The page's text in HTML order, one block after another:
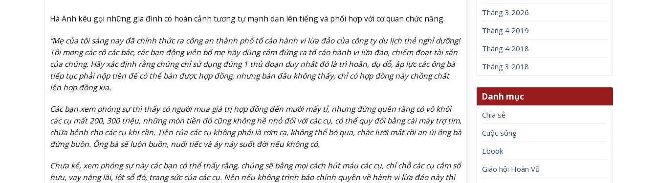
Hà Anh kêu gọi những gia đình có hoàn cảnh tương tự mạnh dạn lên tiếng và phối hợp với cơ quan chức năng.
“Mẹ của tôi sáng nay đã chính thức ra công an thành phố tố cáo hành vi lừa đảo của công ty du lịch thẻ nghỉ dưỡng!
Tôi mong các cô các bác, các bạn động viên bố mẹ hãy dũng cảm đứng ra tố cáo hành vi lừa đảo, chiếm đoạt tài sản
của chúng. Hãy xác định rằng chúng chỉ sử dụng đúng 1 thủ đoạn duy nhất đó là trì hoãn, dụ dỗ, áp lực các ông bà
tiếp tục phải nộp tiền để có thể bán được hợp đồng, nhưng bán đâu không thấy, chỉ có hợp đồng này chồng chất
lên hợp đồng kia.
Các bạn xem phóng sự thì thấy có người mua giá trị hợp đồng đến mười mấy tỉ, nhưng đừng quên rằng có vô khối
các cụ mất 200, 300 triệu, những món tiền đó cũng không hề nhỏ đối với các cụ, có thể quy đổi bằng cái máy trợ tim,
chữa bệnh cho các cụ khi cần. Tiền của các cụ không phải là rơm rạ, không thể bỏ qua, chặc lưỡi mất rồi an ủi ông bà
đừng buồn. Ông bà sẽ luôn buồn, nuối tiếc và áy náy suốt đời nếu không có.
Chưa kể, xem phóng sự này các bạn có thể thấy rằng, chúng sẽ bằng mọi cách hút máu các cụ, chỉ chỗ các cụ cắm sổ
hưu, vay nặng lãi, lột sổ đỏ, trang sức của các cụ. Nên nếu không trình báo chính quyền về hành vi lừa đảo này thì
Tháng 3 2026
Tháng 4 2019
Tháng 4 2018
Tháng 3 2018
Danh mục
Chia sẻ
Cuộc sống
Ebook
Giáo hội Hoàn Vũ